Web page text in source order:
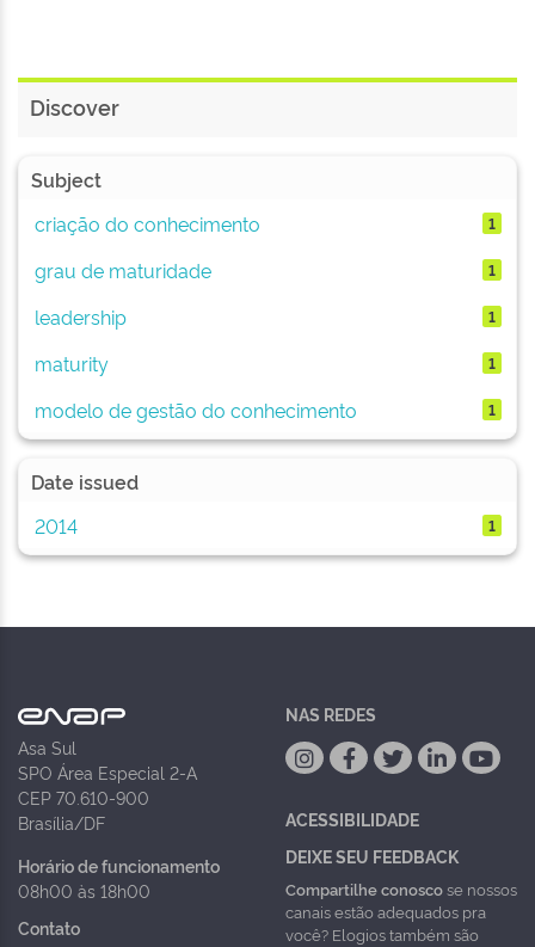
Discover
Subject
criação do conhecimento
1
grau de maturidade 1
leadership 1
maturity 1
modelo de gestão do conhecimento 1
Date issued
2014
1
Asa Sul
SPO Área Especial 2-A
CEP 70.610-900
Brasília/DF
Horário de funcionamento
08h00 às 18h00
Contato
NAS REDES
ACESSIBILIDADE
DEIXE SEU FEEDBACK
Compartilhe conoscose nossos
canais estão adequados pra
você? Elogios também são